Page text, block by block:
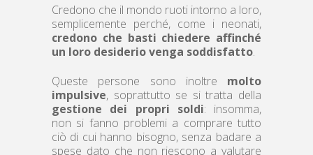
Credono che il mondo ruoti intorno a loro,
semplicemente perché, come i neonati,
credono che basti chiedere affinché
un loro desiderio venga soddisfatto.
Queste persone sono inoltre molto
impulsive, soprattutto se si tratta della
gestione dei propri soldi: insomma,
non si fanno problemi a comprare tutto
ciò di cui hanno bisogno, senza badare a
spese dato che non riescono a valutare